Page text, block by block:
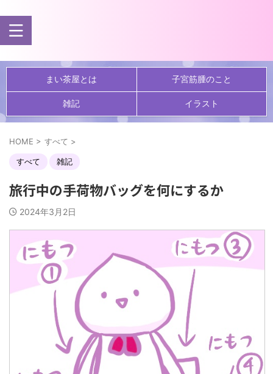
まい茶屋とは 子宮筋腫のこと
雑記 イラスト
HOME > すべて >
すべて 雑記
旅行中の手荷物バッグを何にするか
2024年3月2日